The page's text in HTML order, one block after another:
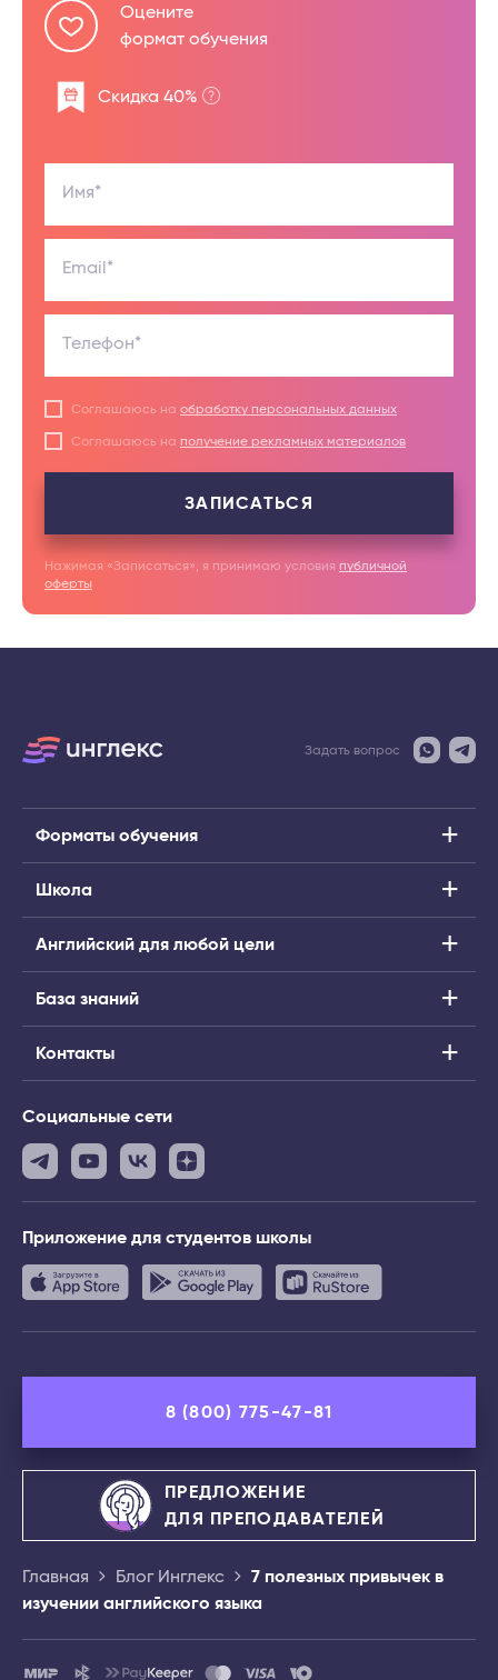
Оцените
формат обучения
Скидка 40%
Имя*
Email*
Телефон*
Соглашаюсь на обработку персональных данных
Соглашаюсь на получение рекламных материалов
ЗАПИСАТЬСЯ
Нажимая «Записаться», я принимаю условия публичной
оферты
Задать вопрос
Форматы обучения
Школа
Английский для любой цели
База знаний
Контакты
Социальные сети
Приложение для студентов школы
8 (800) 775-47-81
ПРЕДЛОЖЕНИЕ
ДЛЯ ПРЕПОДАВАТЕЛЕЙ
Главная Блог Инглекс
7 полезных привычек в
изучении английского языка